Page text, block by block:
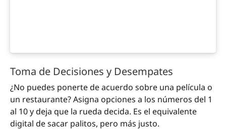
Toma de Decisiones y Desempates
¿No puedes ponerte de acuerdo sobre una película o
un restaurante? Asigna opciones a los números del 1
al 10 y deja que la rueda decida. Es el equivalente
digital de sacar palitos, pero más justo.